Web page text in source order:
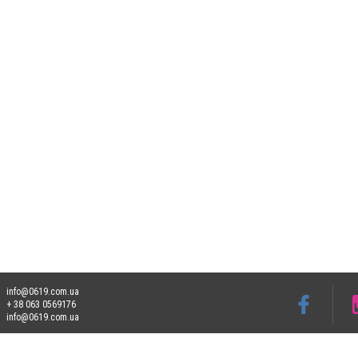
info@0619.com.ua
+ 38 063 0569176
info@0619.com.ua